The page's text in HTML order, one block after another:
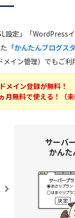
設定」「WordPress
「かんたんブログス
イン管理）でもご利
イン登録が無料！
無料で使える！（未
サーバ
かんた